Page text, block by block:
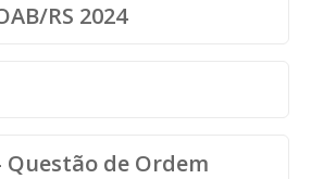
RS 2024
Questão de Ordem